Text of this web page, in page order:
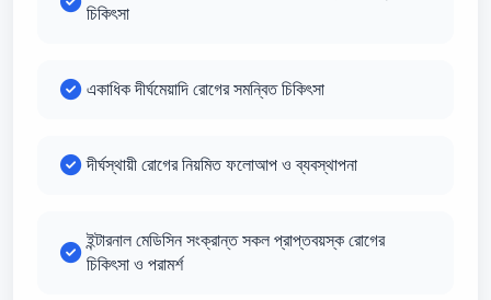
চিকিৎসা
একাধিক দীর্ঘমেয়াদি রোগের সমন্বিত চিকিৎসা
দীর্ঘস্থায়ী রোগের নিয়মিত ফলোআপ ও ব্যবস্থাপনা
ইন্টারনাল মেডিসিন সংক্রান্ত সকল প্রাপ্তবয়স্ক রোগের
চিকিৎসা ও পরামর্শ